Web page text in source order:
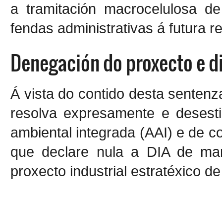
a tramitación macrocelulosa
fendas administrativas á futura
Denegación do proxecto e
Á vista do contido desta
resolva expresamente e
ambiental integrada (AAI) e de
que declare nula a DIA de
proxecto industrial estratéxico